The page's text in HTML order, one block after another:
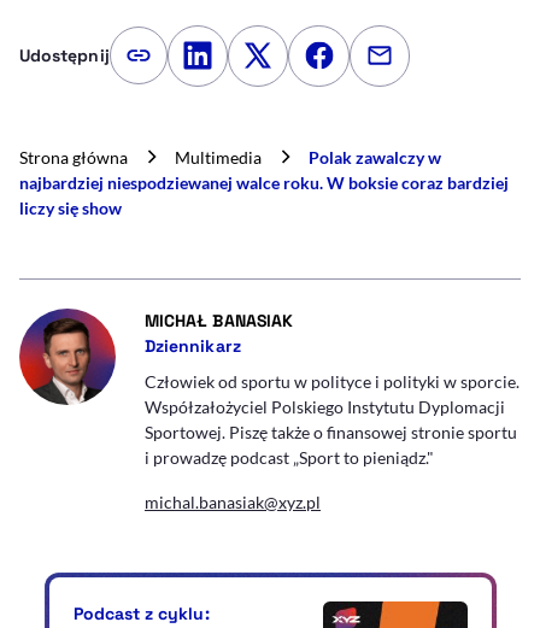
Podcast z cyklu:
Udostępnij Kopiuj link artykułu
Udostępnij na LinkedIn
Udostępnij na Twitterze
Udostępnij na
Udostępnij
Strona główna Multimedia
Polak zawalczy w
najbardziej niespodziewanej walce roku. W boksie coraz bardziej
liczy się show
MICHAŁ BANASIAK- AUTOR ARTYKUŁU - PROFIL
Dziennikarz
Człowiek od sportu w polityce i polityki w sporcie.
Współzałożyciel Polskiego Instytutu Dyplomacji
Sportowej. Piszę także o finansowej stronie sportu
i prowadzę podcast „Sport to pieniądz."
michal.banasiak@xyz.pl